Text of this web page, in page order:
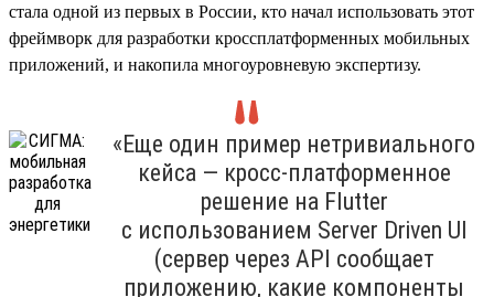
стала одной из первых в России, кто начал использовать этот
фреймворк для разработки кроссплатформенных мобильных
приложений, и накопила многоуровневую экспертизу.
«Еще один пример нетривиального
кейса — кросс-платформенное
решение на Flutter
с использованием Server Driven UI
(сервер через API сообщает
приложению, какие компоненты